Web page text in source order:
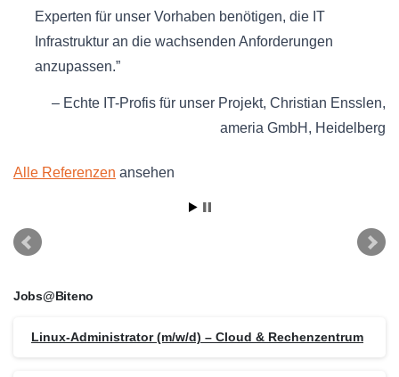
Experten für unser Vorhaben benötigen, die IT
Infrastruktur an die wachsenden Anforderungen
anzupassen.
Echte IT-Profis für unser Projekt Christian Ensslen
ameria GmbH
Heidelberg
Alle Referenzen ansehen
Jobs@Biteno
Linux-Administrator (m/w/d) – Cloud & Rechenzentrum